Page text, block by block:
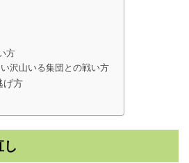
方
沢山いる集団との戦い方
げ方
し